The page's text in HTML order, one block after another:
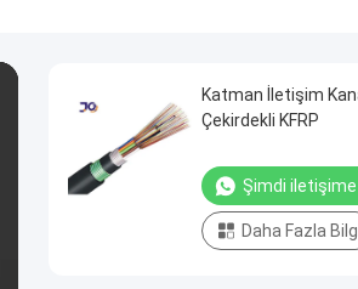
Katman İletişim
Çekirdekli KFRP
Şimdi
Daha Fazla